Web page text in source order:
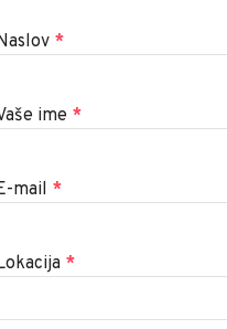
*
ime *
mail *
*